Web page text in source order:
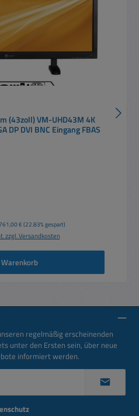
(43zoll) VM-UHD43M 4K
DP DVI BNC Eingang FBAS
Preis:
€(22.83% gespart)
zzgl. Versandkosten
regelmäßig erscheinenden
unter den Ersten sein, über neue
informiert werden.